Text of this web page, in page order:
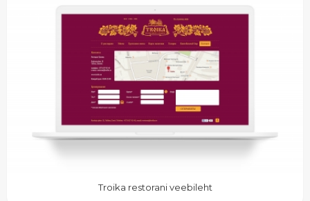
Troika restorani veebileht